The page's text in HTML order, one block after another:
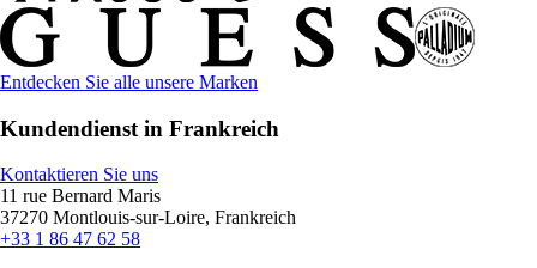
Entdecken Sie alle unsere Marken
Kundendienst in Frankreich
Kontaktieren Sie uns
11 rue Bernard Maris
37270 Montlouis-sur-Loire, Frankreich
+33 1 86 47 62 58